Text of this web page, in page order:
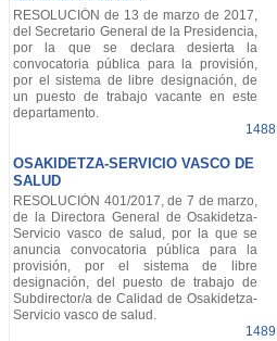
RESOLUCIÓN de 13 de marzo de 2017,
del Secretario General de la Presidencia,
por la que se declara desierta la
convocatoria pública para la provisión,
por el sistema de libre designación, de
un puesto de trabajo vacante en este
departamento.
1488
OSAKIDETZA-SERVICIO VASCO DE
SALUD
RESOLUCIÓN 401/2017, de 7 de marzo,
de la Directora General de Osakidetza-
Servicio vasco de salud, por la que se
anuncia convocatoria pública para la
provisión, por el sistema de libre
designación, del puesto de trabajo de
Subdirector/a de Calidad de Osakidetza-
Servicio vasco de salud.
1489